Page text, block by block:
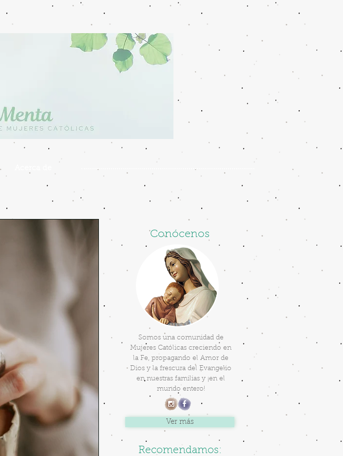
Conócenos
Somos una comunidad de
Mujeres Católicas creciendo en
la Fe, propagando el Amor de
Dios y la frescura del Evangelio
en nuestras familias y ¡en el
mundo entero!
Ver más
Recomendamos: